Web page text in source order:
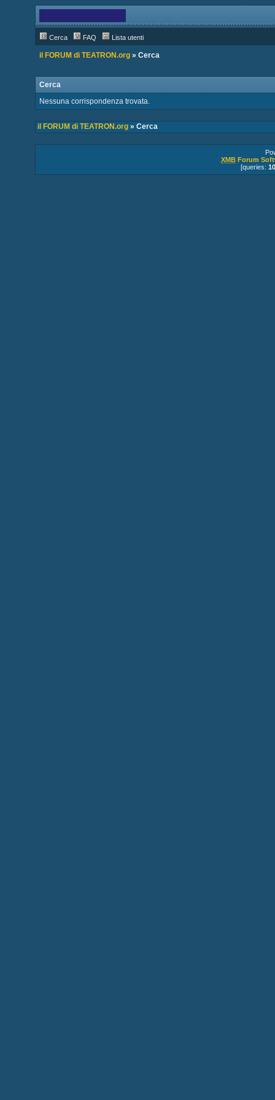
Cerca FAQ Lista utenti
il FORUM di TEATRON.org» Cerca
Cerca
Nessuna corrispondenza trovata.
il FORUM di TEATRON.org» Cerca
XMB Forum
[queries: 10